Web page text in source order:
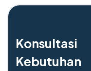
Konsultasi
Kebutuhan